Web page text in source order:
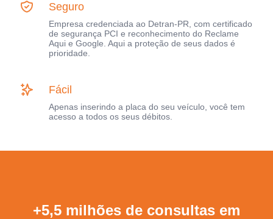
Seguro
Empresa credenciada ao Detran-PR, com certificado
de segurança PCI e reconhecimento do Reclame
Aqui e Google. Aqui a proteção de seus dados é
prioridade.
Fácil
Apenas inserindo a placa do seu veículo, você tem
acesso a todos os seus débitos.
+5,5 milhões de consultas em